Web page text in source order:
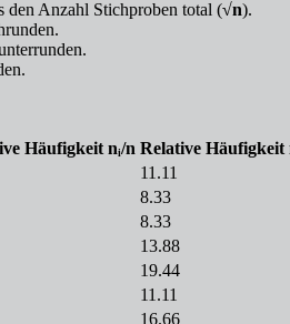
den Anzahl Stichproben total (√n).
Häufigkeit nᵢ/n Relative Häufigkeit
11.11
8.33
8.33
13.88
19.44
11.11
16.66